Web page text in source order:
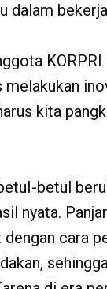
dalam
kita
betul
nyata.
cara